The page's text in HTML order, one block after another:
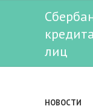
лиц
НОВОСТИ